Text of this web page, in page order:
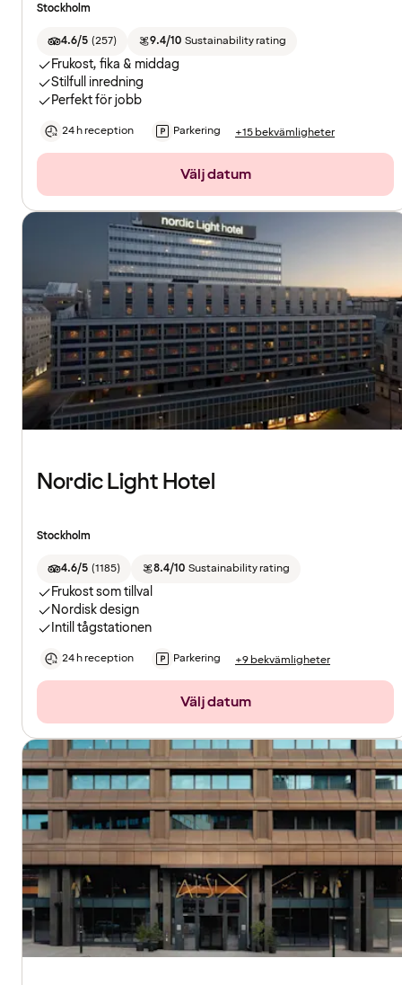
Stockholm
4.6/5 (257) 9.4/10 Sustainability rating
Frukost, fika & middag
Stilfull inredning
Perfekt för jobb
24 h reception Parkering +15 bekvämligheter
Välj datum
Nordic Light Hotel
Stockholm
4.6/5 (1185) 8.4/10 Sustainability rating
Frukost som tillval
Nordisk design
Intill tågstationen
24 h reception Parkering +9 bekvämligheter
Välj datum